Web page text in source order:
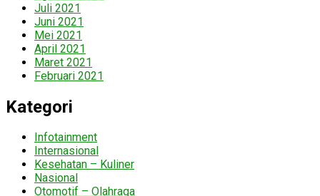
Juli 2021
Juni 2021
Mei 2021
April 2021
Maret 2021
Februari 2021
Kategori
Infotainment
Internasional
Kesehatan – Kuliner
Nasional
Otomotif – Olahraga